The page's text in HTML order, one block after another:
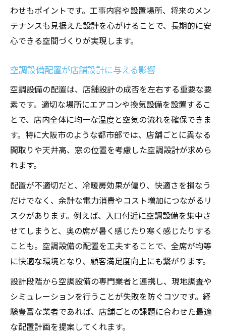
わせもポイントです。工事内容や設置場所、将来のメン
テナンスも見据えた設計を心がけることで、長期的に安
心できる空間づくりが実現します。
空調設備配置が店舗設計に与える影響
空調設備の配置は、店舗設計の成否を左右する重要な要
素です。適切な場所にエアコンや換気設備を設置するこ
とで、店内全体に均一な温度と空気の流れを確保できま
す。特に大阪市のような都市部では、店舗ごとに異なる
間取りや天井高、窓の位置を考慮した空調設計が求めら
れます。
配置が不適切だと、冷暖房効果が偏り、快適さを損なう
だけでなく、余計な電力消費やコスト増加につながるリ
スクがあります。例えば、入口付近に空調設備を集中さ
せてしまうと、奥の席が暑く感じたり寒く感じたりする
ことも。空調設備の配置を工夫することで、全席が均等
に快適な環境となり、顧客満足度向上にも繋がります。
設計段階から空調設備の専門業者と連携し、現地調査や
シミュレーションを行うことが失敗を防ぐコツです。経
験豊富な業者であれば、店舗ごとの課題に合わせた最適
な配置計画を提案してくれます。